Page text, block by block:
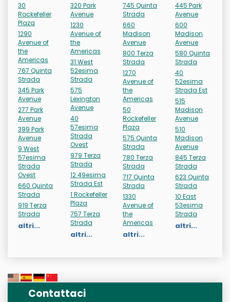
30
Rockefeller
Plaza
1290
Avenue of
the
Americas
767 Quinta
Strada
345 Park
Avenue
277 Park
Avenue
399 Park
Avenue
9 West
57esima
Strada
Ovest
660 Quinta
Strada
919 Terza
Strada
altri...
320 Park
Avenue
1230
Avenue of
the
Americas
31 West
52esima
Strada
575
Lexington
Avenue
40
57esima
Strada
Ovest
979 Terza
Strada
12 49esima
Strada Est
1 Rockefeller
Plaza
757 Terza
Strada
altri...
745 Quinta
Strada
660
Madison
Avenue
800 Terza
Strada
1270
Avenue of
the
Americas
50
Rockefeller
Plaza
575 Quinta
Strada
780 Terza
Strada
717 Quinta
Strada
1330
Avenue of
the
Americas
altri...
445 Park
Avenue
600
Madison
Avenue
580 Quinta
Strada
40
52esima
Strada Est
515
Madison
Avenue
510
Madison
Avenue
845 Terza
Strada
623 Quinta
Strada
10 East
53esima
Strada
altri...
Contattaci